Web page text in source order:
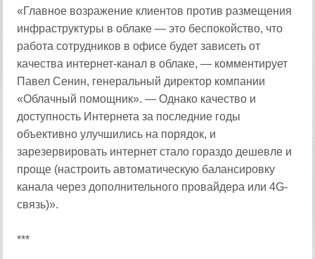
«Главное возражение клиентов против размещения
инфраструктуры в облаке — это беспокойство, что
работа сотрудников в офисе будет зависеть от
качества интернет-канал в облаке, — комментирует
Павел Сенин, генеральный директор компании
«Облачный помощник». — Однако качество и
доступность Интернета за последние годы
объективно улучшились на порядок, и
зарезервировать интернет стало гораздо дешевле и
проще (настроить автоматическую балансировку
канала через дополнительного провайдера или 4G-
связь)».
***